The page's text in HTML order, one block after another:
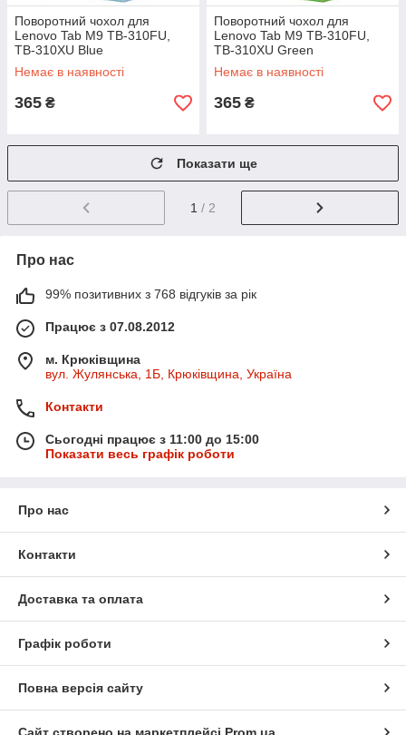
Поворотний чохол для
Lenovo Tab M9 TB-310FU,
TB-310XU Blue
Немає в наявності
365 ₴
Поворотний чохол для
Lenovo Tab M9 TB-310FU,
TB-310XU Green
Немає в наявності
365 ₴
Показати ще
1 / 2
Про нас
99% позитивних з 768 відгуків за рік
Працює з 07.08.2012
м. Крюківщина
вул. Жулянська, 1Б, Крюківщина, Україна
Контакти
Сьогодні працює з 11:00 до 15:00
Показати весь графік роботи
Про нас
Контакти
Доставка та оплата
Графік роботи
Повна версія сайту